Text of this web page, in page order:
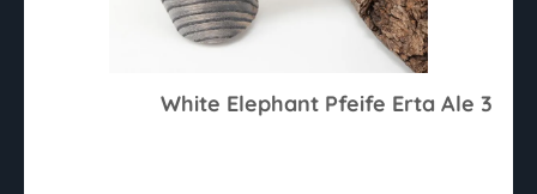
White Elephant Pfeife Erta Ale 3